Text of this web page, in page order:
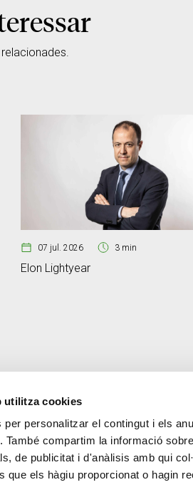
utilitza cookies
per personalitzar el contingut i els
També compartim la informació
de publicitat i d'anàlisis amb qui
que els hàgiu proporcionat o hagin
07 jul. 2026 3 min
Elon Lightyear